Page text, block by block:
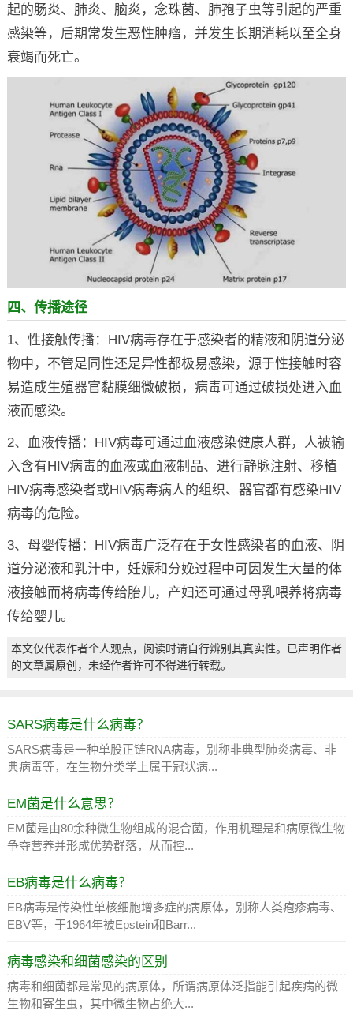
起的肠炎、肺炎、脑炎，念珠菌、肺孢子虫等引起的严重
感染等，后期常发生恶性肿瘤，并发生长期消耗以至全身
衰竭而死亡。
四、传播途径
1、性接触传播：HIV病毒存在于感染者的精液和阴道分泌
物中，不管是同性还是异性都极易感染，源于性接触时容
易造成生殖器官黏膜细微破损，病毒可通过破损处进入血
液而感染。
2、血液传播：HIV病毒可通过血液感染健康人群，人被输
入含有HIV病毒的血液或血液制品、进行静脉注射、移植
HIV病毒感染者或HIV病毒病人的组织、器官都有感染HIV
病毒的危险。
3、母婴传播：HIV病毒广泛存在于女性感染者的血液、阴
道分泌液和乳汁中，妊娠和分娩过程中可因发生大量的体
液接触而将病毒传给胎儿，产妇还可通过母乳喂养将病毒
传给婴儿。
本文仅代表作者个人观点，阅读时请自行辨别其真实性。已声明作者
的文章属原创，未经作者许可不得进行转载。
SARS病毒是什么病毒？
SARS病毒是一种单股正链RNA病毒，别称非典型肺炎病毒、非
典病毒等，在生物分类学上属于冠状病...
EM菌是什么意思？
EM菌是由80余种微生物组成的混合菌，作用机理是和病原微生物
争夺营养并形成优势群落，从而控...
EB病毒是什么病毒？
EB病毒是传染性单核细胞增多症的病原体，别称人类疱疹病毒、
EBV等，于1964年被Epstein和Barr...
病毒感染和细菌感染的区别
病毒和细菌都是常见的病原体，所谓病原体泛指能引起疾病的微
生物和寄生虫，其中微生物占绝大...